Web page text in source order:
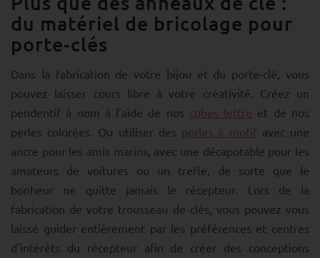
du matériel de bricolage pour
porte-clés
Dans la fabrication de votre bijou et du porte-clé, vous
pouvez laisser cours libre à votre créativité. Créez un
pendentif à nom à l'aide de nos cubes lettre et de nos
perles colorées. Ou utiliser des perles à motifavec une
ancre pour les amis marins, avec une décapotable pour les
amateurs de voitures ou un trefle, de sorte que le
bonheur ne quitte jamais le récepteur. Lors de la
fabrication de votre trousseau de clés, vous pouvez vous
laissé guider entièrement par les préférences et centres
d'intérêts du récepteur afin de créer des conceptions